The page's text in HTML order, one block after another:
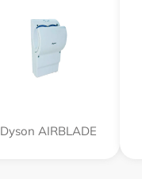
Dyson AIRBLADE